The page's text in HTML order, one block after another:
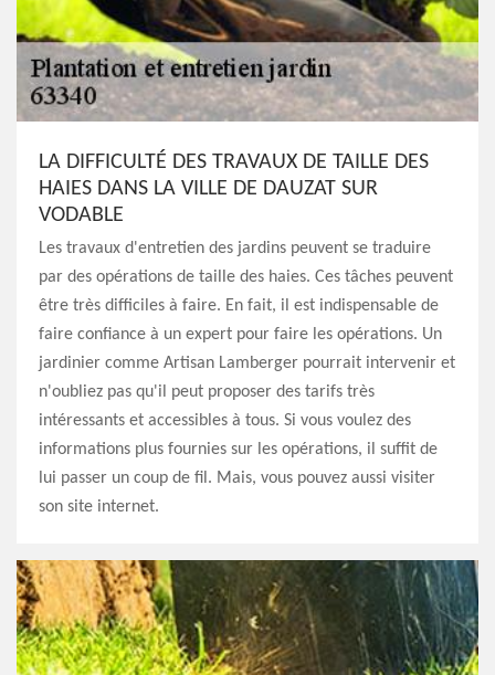
LA DIFFICULTÉ DES TRAVAUX DE TAILLE DES
HAIES DANS LA VILLE DE DAUZAT SUR
VODABLE
Les travaux d'entretien des jardins peuvent se traduire
par des opérations de taille des haies. Ces tâches peuvent
être très difficiles à faire. En fait, il est indispensable de
faire confiance à un expert pour faire les opérations. Un
jardinier comme Artisan Lamberger pourrait intervenir et
n'oubliez pas qu'il peut proposer des tarifs très
intéressants et accessibles à tous. Si vous voulez des
informations plus fournies sur les opérations, il suffit de
lui passer un coup de fil. Mais, vous pouvez aussi visiter
son site internet.